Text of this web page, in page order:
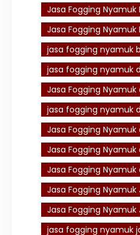
Jasa Fogging Nyamuk
Jasa Fogging Nyamuk
jasa fogging nyamuk
jasa fogging nyamuk
Jasa Fogging Nyamuk
jasa fogging nyamuk
Jasa Fogging Nyamuk
Jasa Fogging Nyamuk
Jasa Fogging Nyamuk
Jasa Fogging Nyamuk
Jasa Fogging Nyamuk
jasa fogging nyamuk